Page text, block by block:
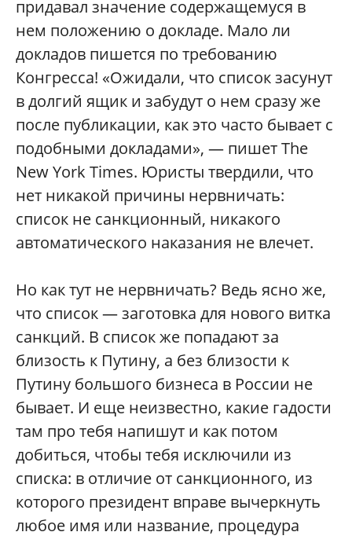
придавал значение содержащемуся в
нем положению о докладе. Мало ли
докладов пишется по требованию
Конгресса! «Ожидали, что список засунут
в долгий ящик и забудут о нем сразу же
после публикации, как это часто бывает с
подобными докладами», — пишет The
New York Times. Юристы твердили, что
нет никакой причины нервничать:
список не санкционный, никакого
автоматического наказания не влечет.
Но как тут не нервничать? Ведь ясно же,
что список — заготовка для нового витка
санкций. В список же попадают за
близость к Путину, а без близости к
Путину большого бизнеса в России не
бывает. И еще неизвестно, какие гадости
там про тебя напишут и как потом
добиться, чтобы тебя исключили из
списка: в отличие от санкционного, из
которого президент вправе вычеркнуть
любое имя или название, процедура